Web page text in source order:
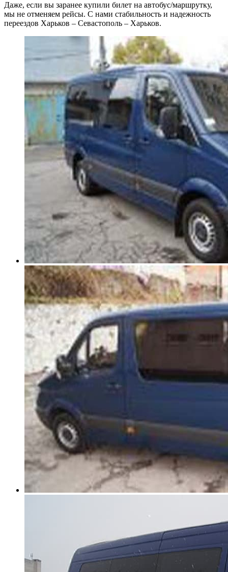
Даже, если вы заранее купили билет на автобус/маршрутку,
мы не отменяем рейсы. С нами стабильность и надежность
переездов Харьков – Севастополь – Харьков.